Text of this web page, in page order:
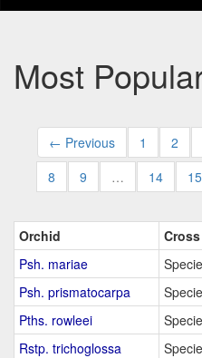
Most
← Previous 1 2
8
9 … 14 15
Orchid Cross
Psh. mariae
Psh. prismatocarpa
Pths. rowleei
Rstp. trichoglossa